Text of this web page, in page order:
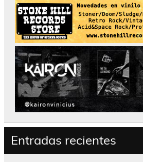
Entradas recientes